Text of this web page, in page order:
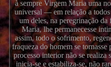
à sempre Virgem Maria uma
universal — em relação a
um deles, na peregrinação
Maria, lhe permanecesse
assim, todo o sofrimento,
fraqueza do homem se
processo interior não se realiza
inicia-se e estabiliza-se, não